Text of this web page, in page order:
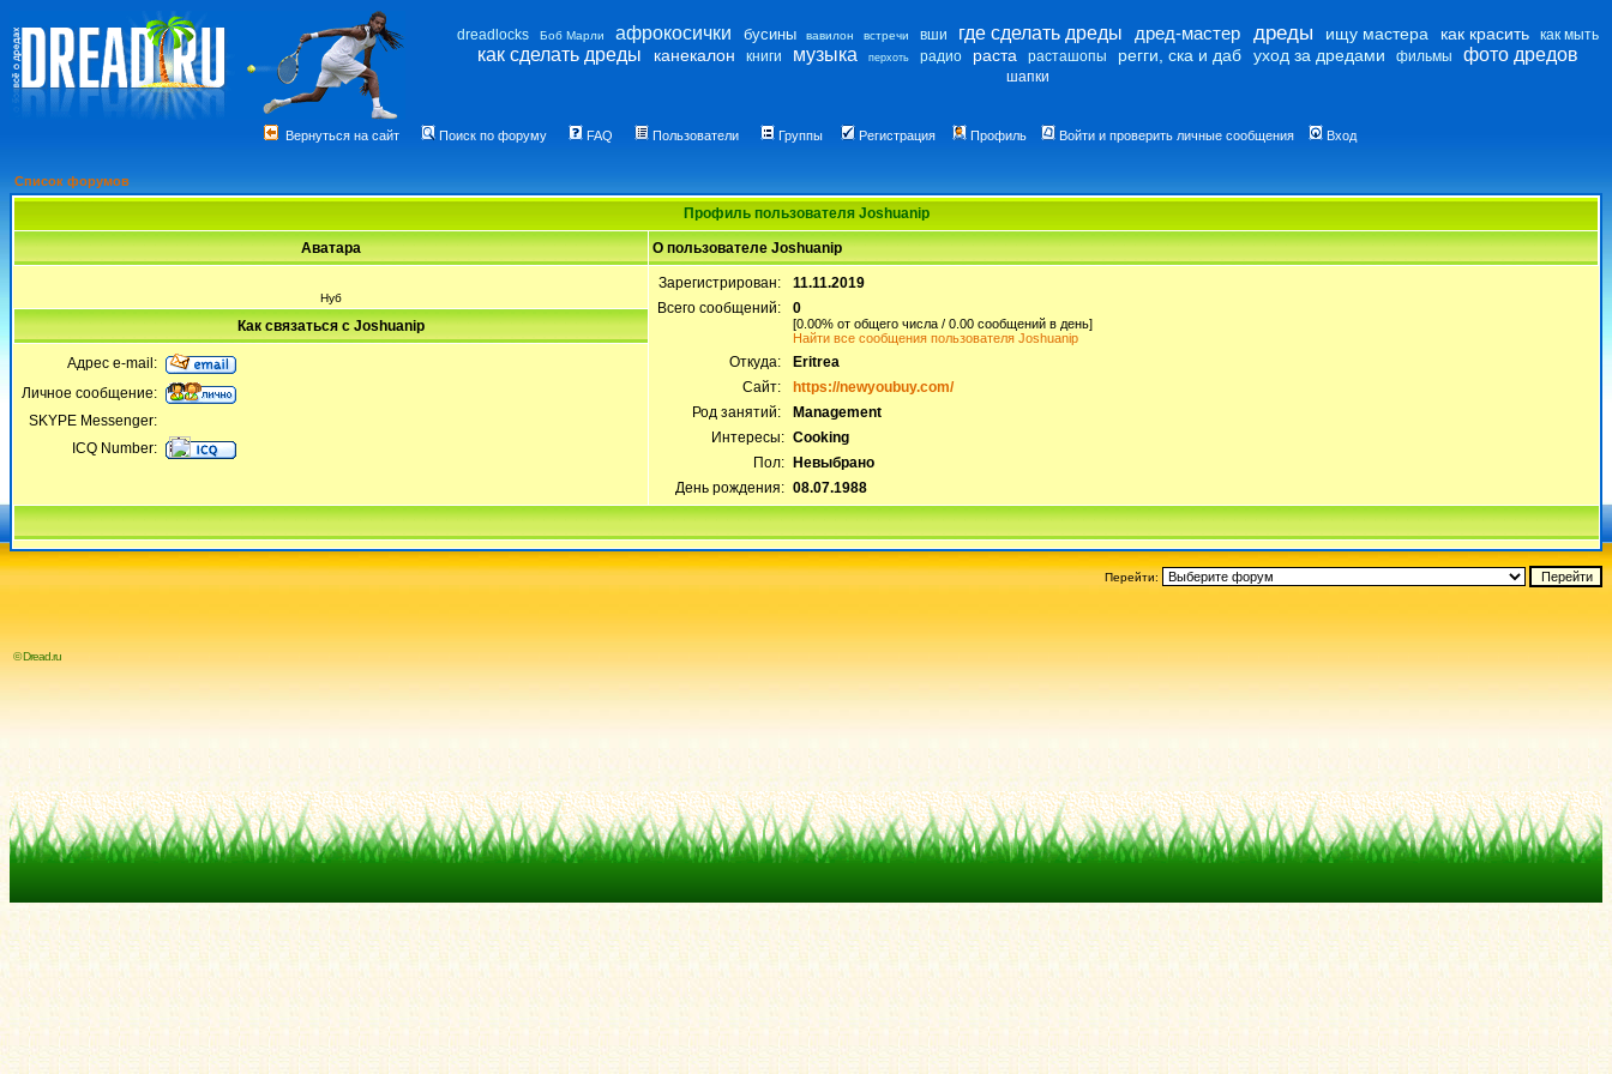
dreadlocks Боб Марли афрокосички бусины вавилон встречи вши где сделать дреды дред-мастер дреды ищу мастера как красить как мыть
как сделать дреды канекалон книги музыка перхоть радио раста расташопы регги, ска и даб уход за дредами фильмы фото дредов
шапки
Вернуться на сайт Поиск по форуму FAQ Пользователи Группы Регистрация Профиль Войти и проверить личные сообщения Вход
Список форумов
Профиль пользователя Joshuanip
Аватара О пользователе Joshuanip
Нуб
Зарегистрирован:
11.11.2019
Всего сообщений:
0
[0.00% от общего числа / 0.00 сообщений в день]
Найти все сообщения пользователя Joshuanip
Откуда:
Eritrea
Сайт:
https://newyoubuy.com/
Род занятий:
Management
Интересы: Cooking
Пол:
Невыбрано
День рождения: 08.07.1988
Как связаться с Joshuanip
Адрес e-mail:
Личное сообщение:
SKYPE Messenger:
ICQ Number:
Перейти:
© Dread.ru